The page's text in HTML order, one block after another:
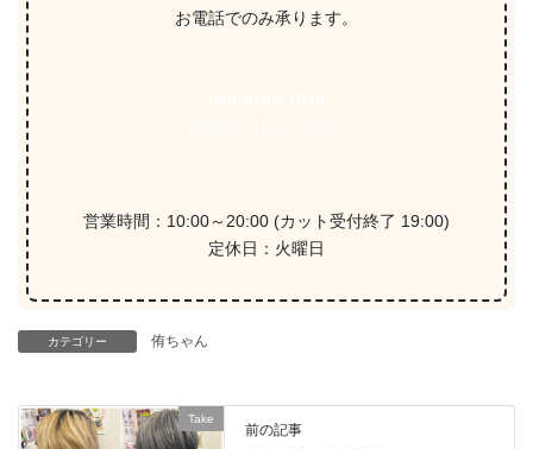
お電話でのみ承ります。
営業時間：10:00～20:00 (カット受付終了 19:00)
定休日：火曜日
カテゴリー 侑ちゃん
Take
前の記事